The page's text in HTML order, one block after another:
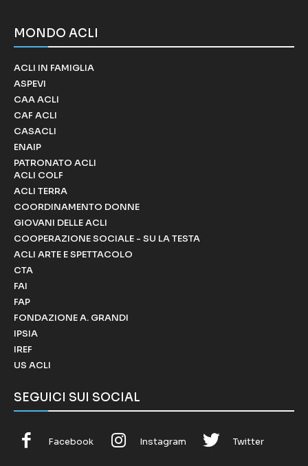
MONDO ACLI
ACLI IN FAMIGLIA
ASPEVI
CAA ACLI
CAF ACLI
CASACLI
ENAIP
PATRONATO ACLI
ACLI COLF
ACLI TERRA
COORDINAMENTO DONNE
GIOVANI DELLE ACLI
COOPERAZIONE SOCIALE - SU LA TESTA
ACLI ARTE E SPETTACOLO
CTA
FAI
FAP
FONDAZIONE A. GRANDI
IPSIA
IREF
US ACLI
SEGUICI SUI SOCIAL
Facebook Instagram Twitter